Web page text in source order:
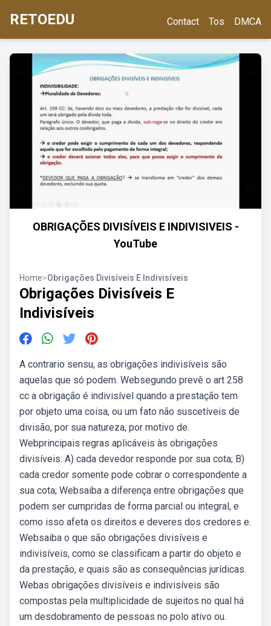
RETOEDU Contact Tos DMCA
OBRIGAÇÕES DIVISÍVEIS E INDIVISIVEIS -
YouTube
Home>Obrigações Divisíveis E Indivisíveis
Obrigações Divisíveis E
Indivisíveis
A contrario sensu, as obrigações indivisíveis são
aquelas que só podem. Websegundo prevê o art 258
cc a obrigação é indivisível quando a prestação tem
por objeto uma coisa, ou um fato não suscetíveis de
divisão, por sua natureza, por motivo de.
Webprincipais regras aplicáveis às obrigações
divisíveis: A) cada devedor responde por sua cota; B)
cada credor somente pode cobrar o correspondente a
sua cota; Websaiba a diferença entre obrigações que
podem ser cumpridas de forma parcial ou integral, e
como isso afeta os direitos e deveres dos credores e.
Websaiba o que são obrigações divisíveis e
indivisíveis, como se classificam a partir do objeto e
da prestação, e quais são as consequências jurídicas.
Webas obrigações divisíveis e indivisíveis são
compostas pela multiplicidade de sujeitos no qual há
um desdobramento de pessoas no polo ativo ou.